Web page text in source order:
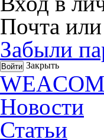
Почта
Забыли
Закрыть
Новости
Статьи